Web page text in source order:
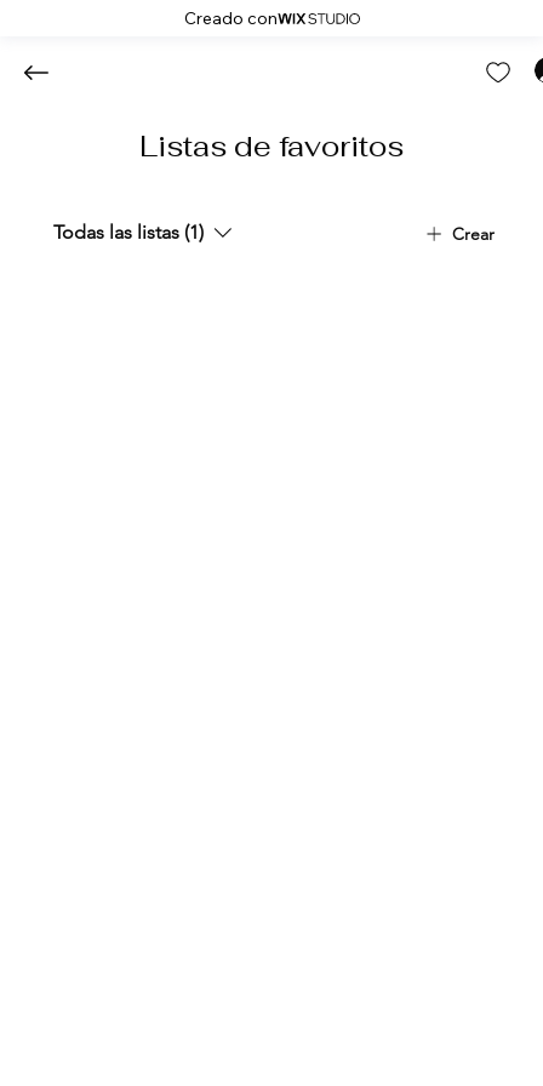
Creado con
Todas las listas (1) Crear
Listas de favoritos